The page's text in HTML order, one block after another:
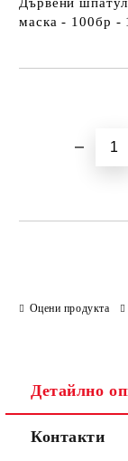
маска - 100бр
Оцени продукта
Детайлно
Контакти